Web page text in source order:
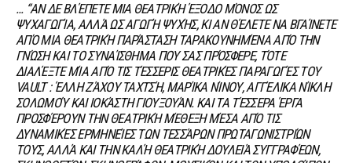
… “ΑΝ ΔΕ ΒΛΈΠΕΤΕ ΜΙΑ ΘΕΑΤΡΙΚΉ ΈΞΟΔΟ ΜΌΝΟΣ ΩΣ
ΨΥΧΑΓΩΓΊΑ, ΑΛΛΆ ΩΣ ΑΓΩΓΉ ΨΥΧΉΣ, ΚΙ ΑΝ ΘΈΛΕΤΕ ΝΑ ΒΓΑΊΝΕΤΕ
ΑΠΌ ΜΙΑ ΘΕΑΤΡΙΚΉ ΠΑΡΆΣΤΑΣΗ ΤΑΡΑΚΟΥΝΗΜΈΝΑ ΑΠΌ ΤΗΝ
ΓΝΏΣΗ ΚΑΙ ΤΟ ΣΥΝΑΊΣΘΗΜΑ ΠΟΥ ΣΑΣ ΠΡΌΣΦΕΡΕ, ΤΌΤΕ
ΔΙΑΛΈΞΤΕ ΜΊΑ ΑΠΌ ΤΙΣ ΤΈΣΣΕΡΙΣ ΘΕΑΤΡΙΚΈΣ ΠΑΡΑΓΩΓΈΣ ΤΟΥ
VAULT : ΈΛΛΗ ΖΆΧΟΥ ΤΑΧΤΣΉ, ΜΑΡΊΚΑ ΝΊΝΟΥ, ΑΓΓΈΛΙΚΑ ΝΊΚΛΗ
ΣΟΛΩΜΟΎ ΚΑΙ ΙΟΚΆΣΤΗ ΓΙΟΥΞΟΥΆΝ. ΚΑΙ ΤΑ ΤΈΣΣΕΡΑ ΈΡΓΑ
ΠΡΟΣΦΈΡΟΥΝ ΤΗΝ ΘΕΑΤΡΙΚΉ ΜΈΘΕΞΗ ΜΈΣΑ ΑΠΌ ΤΙΣ
ΔΥΝΑΜΙΚΈΣ ΕΡΜΗΝΕΊΕΣ ΤΩΝ ΤΕΣΣΆΡΩΝ ΠΡΩΤΑΓΩΝΙΣΤΡΙΏΝ
ΤΟΥΣ, ΑΛΛΆ ΚΑΙ ΤΗΝ ΚΑΛΉ ΘΕΑΤΡΙΚΉ ΔΟΥΛΕΙΆ ΣΥΓΓΡΑΦΈΩΝ,